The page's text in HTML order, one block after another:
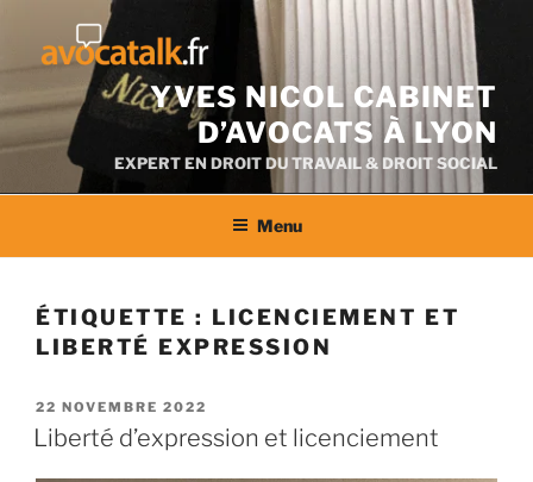
contenu
YVES NICOL CABINET
D’AVOCATS À LYON
EXPERT EN DROIT DU TRAVAIL & DROIT SOCIAL
Menu
ÉTIQUETTE : LICENCIEMENT ET
LIBERTÉ EXPRESSION
PUBLIÉ
LE
22 NOVEMBRE 2022
Liberté d’expression et licenciement